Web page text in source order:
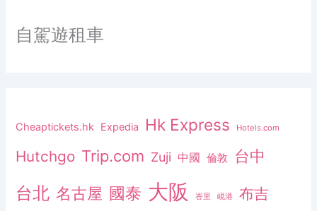
自駕遊租車
Cheaptickets.hk Expedia Hk Express Hotels.com
Hutchgo Trip.com Zuji 中國 倫敦 台中
台北 名古屋 國泰 大阪 峇里 峴港 布吉